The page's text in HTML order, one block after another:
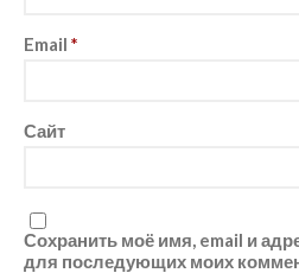
Email *
Сайт
Сохранить моё имя, email и
для последующих моих